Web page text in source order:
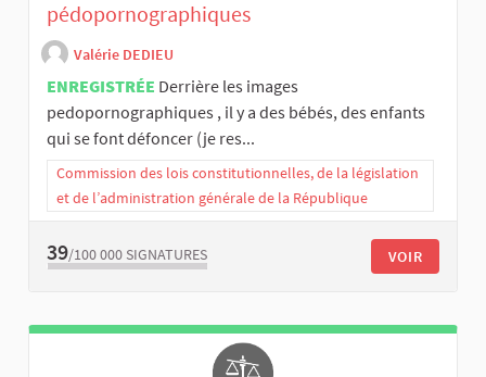
pédopornographiques
Valérie DEDIEU
ENREGISTRÉE Derrière les images
pedopornographiques , il y a des bébés, des enfants
qui se font défoncer (je res...
Commission des lois constitutionnelles, de la législation
et de l’administration générale de la République
39/100 000 SIGNATURES VOIR